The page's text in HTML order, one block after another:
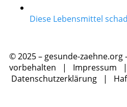
Diese Lebensmittel
© 2025 – gesunde-zaehne.org
vorbehalten | Impressum |
Datenschutzerklärung |